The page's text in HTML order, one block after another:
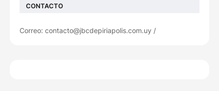
CONTACTO
Correo: contacto@jbcdepiriapolis.com.uy /